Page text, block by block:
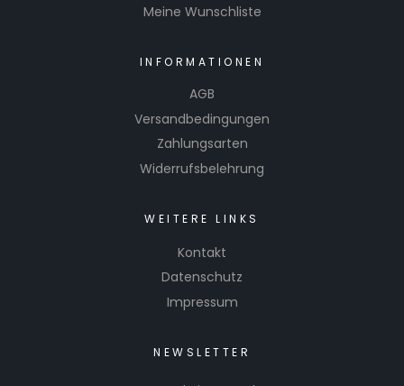
Meine Wunschliste
INFORMATIONEN
AGB
Versandbedingungen
Zahlungsarten
Widerrufsbelehrung
WEITERE LINKS
Kontakt
Datenschutz
Impressum
NEWSLETTER